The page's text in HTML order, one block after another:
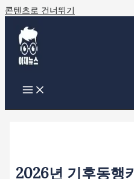
콘텐츠로 건너뛰기
2026년 기후동행